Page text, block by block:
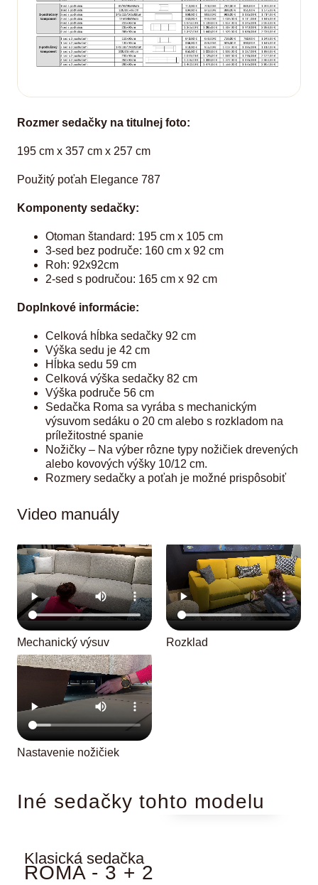
Rozmer sedačky na titulnej foto:
195 cm x 357 cm x 257 cm
Použitý poťah Elegance 787
Komponenty sedačky:
Otoman štandard: 195 cm x 105 cm
3-sed bez područe: 160 cm x 92 cm
Roh: 92x92cm
2-sed s područou: 165 cm x 92 cm
Doplnkové informácie:
Celková hĺbka sedačky 92 cm
Výška sedu je 42 cm
Hĺbka sedu 59 cm
Celková výška sedačky 82 cm
Výška područe 56 cm
Sedačka Roma sa vyrába s mechanickým
výsuvom sedáku o 20 cm alebo s rozkladom na
príležitostné spanie
Nožičky – Na výber rôzne typy nožičiek drevených
alebo kovových výšky 10/12 cm.
Rozmery sedačky a poťah je možné prispôsobiť
Video manuály
Mechanický výsuv Rozklad
Nastavenie nožičiek
Iné sedačky tohto modelu
Cena na vyžiadanie
Klasická sedačka
ROMA - 3 + 2